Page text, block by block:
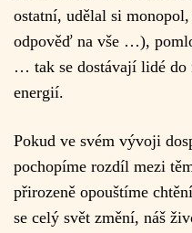
ostatní, udělal si
odpověď na vše …),
… tak se dostávají lidé do
energií.
Pokud ve svém vývoji
pochopíme rozdíl mezi
přirozeně opouštíme
se celý svět změní, náš